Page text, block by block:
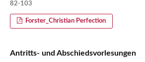
82-103
Forster_Christian Perfection
Antritts- und Abschiedsvorlesungen